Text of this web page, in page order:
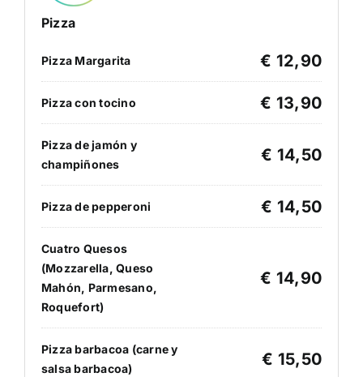
Pizza
Pizza Margarita € 12,90
Pizza con tocino € 13,90
Pizza de jamón y
champiñones
€ 14,50
Pizza de pepperoni € 14,50
Cuatro Quesos
(Mozzarella, Queso
Mahón, Parmesano,
Roquefort)
€ 14,90
Pizza barbacoa (carne y
salsa barbacoa)
€ 15,50